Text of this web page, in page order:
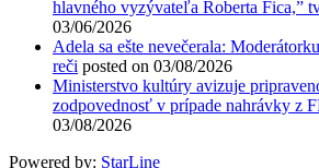
hlavného vyzývateľa Roberta Fica,”
03/06/2026
Adela sa ešte nevečerala:
reči posted on 03/08/2026
Ministerstvo kultúry avizuje
zodpovednosť v prípade nahrávky z
03/08/2026
Powered by: StarLine